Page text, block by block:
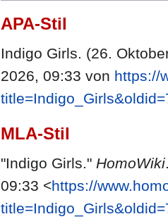
APA-Stil
Indigo Girls. (26.
2026, 09:33 von https://
MLA-Stil
"Indigo Girls." HomoWiki
09:33 <https://